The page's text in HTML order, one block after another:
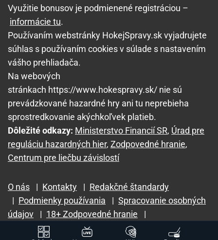
Využitie bonusov je podmienené registráciou –
informácie tu.
Používaním webstránky HokejSpravy.sk vyjadrujete
súhlas s používaním cookies v súlade s nastavením
vášho prehliadača.
Na webových
stránkach https://www.hokespravy.sk/ nie sú
prevádzkované hazardné hry ani tu neprebieha
sprostredkovanie akýchkoľvek platieb.
Dôležité odkazy: Ministerstvo Financií SR, Úrad pre
reguláciu hazardných hier, Zodpovedné hranie,
Centrum pre liečbu závislostí
O nás | Kontakty | Redakčné štandardy
| Podmienky používania | Spracovanie osobných
údajov
| 18+ Zodpovedné hranie
|
GTO Solutions, s.r.o.